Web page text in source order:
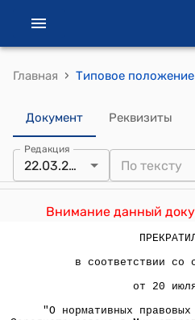
Главная ›
Документ Реквизиты
Редакция
22.03.2000
Внимание данный